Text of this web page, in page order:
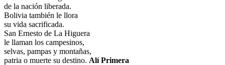
de la nación liberada.
Bolivia también le llora
su vida sacrificada.
San Ernesto de La Higuera
le llaman los campesinos,
selvas, pampas y montañas,
patria o muerte su destino. Alí Primera